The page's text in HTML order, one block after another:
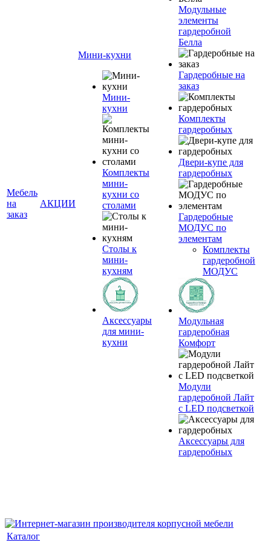
Мебель
на
заказ
АКЦИИ
Мини-кухни
Мини-
кухни
Комплекты
мини-
кухни со
столами
Столы к
мини-
кухням
Аксессуары
для мини-
кухни
Модульные
элементы
гардеробной
Белла
Гардеробные на
заказ
Комплекты
гардеробных
Двери-купе для
гардеробных
Гардеробные
МОДУС по
элементам
Комплекты
гардеробной
МОДУС
Модульная
гардеробная
Комфорт
Модули
гардеробной Лайт
с LED подсветкой
Аксессуары для
гардеробных
Каталог